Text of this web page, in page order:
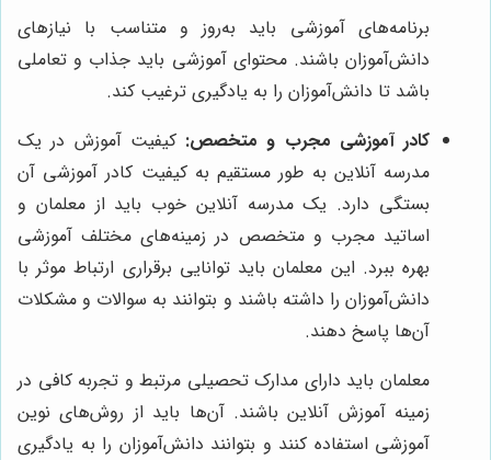
برنامه‌های آموزشی باید به‌روز و متناسب با نیازهای
دانش‌آموزان باشند. محتوای آموزشی باید جذاب و تعاملی
باشد تا دانش‌آموزان را به یادگیری ترغیب کند.
کادر آموزشی مجرب و متخصص: کیفیت آموزش در یک
مدرسه آنلاین به طور مستقیم به کیفیت کادر آموزشی آن
بستگی دارد. یک مدرسه آنلاین خوب باید از معلمان و
اساتید مجرب و متخصص در زمینه‌های مختلف آموزشی
بهره ببرد. این معلمان باید توانایی برقراری ارتباط موثر با
دانش‌آموزان را داشته باشند و بتوانند به سوالات و مشکلات
آن‌ها پاسخ دهند.
معلمان باید دارای مدارک تحصیلی مرتبط و تجربه کافی در
زمینه آموزش آنلاین باشند. آن‌ها باید از روش‌های نوین
آموزشی استفاده کنند و بتوانند دانش‌آموزان را به یادگیری